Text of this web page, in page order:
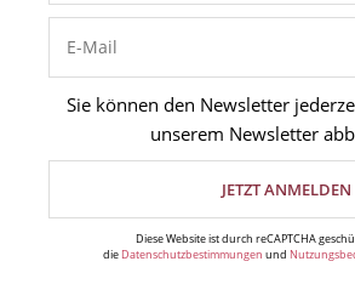
Sie können den Newsletter
unserem Newsletter
Diese Website ist durch reCAPTCHA
die Datenschutzbestimmungen und